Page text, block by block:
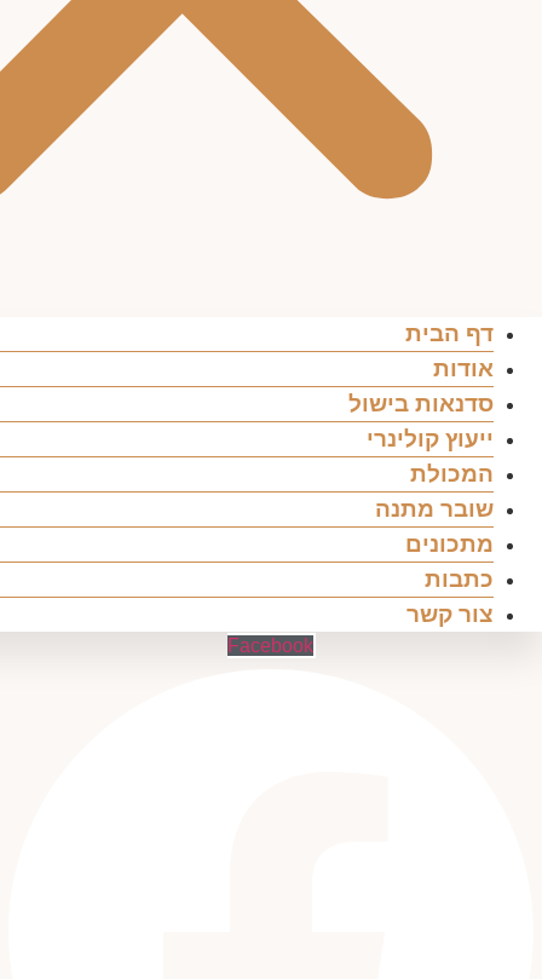
דף הבית
אודות
סדנאות בישול
ייעוץ קולינרי
המכולת
שובר מתנה
מתכונים
כתבות
צור קשר
Facebook